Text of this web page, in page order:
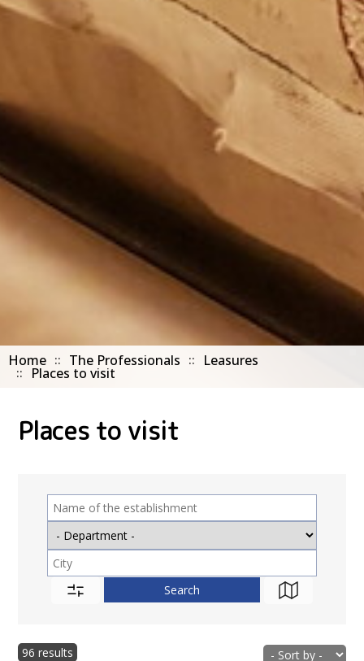
Home The Professionals Leasures
Places to visit
Places to visit
96 results